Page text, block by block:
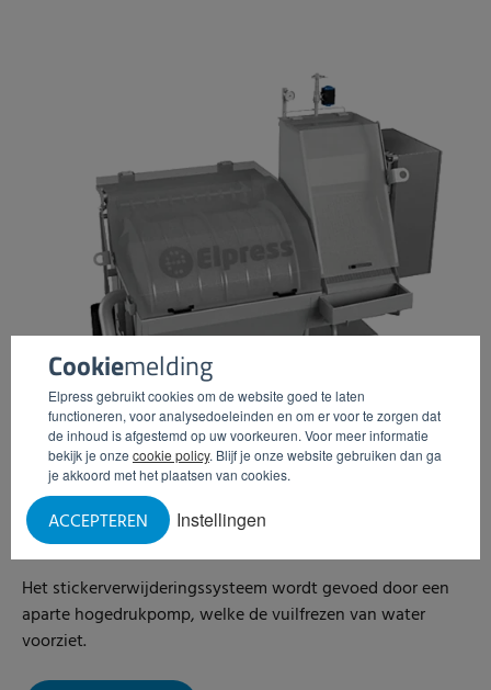
Cookiemelding
Elpress gebruikt cookies om de website goed te laten
functioneren, voor analysedoeleinden en om er voor te zorgen dat
de inhoud is afgestemd op uw voorkeuren. Voor meer informatie
bekijk je onze cookie policy. Blijf je onze website gebruiken dan ga
je akkoord met het plaatsen van cookies.
Instellingen
ACCEPTEREN
Stickerverwijdering
Het stickerverwijderingssysteem wordt gevoed door een
aparte hogedrukpomp, welke de vuilfrezen van water
voorziet.